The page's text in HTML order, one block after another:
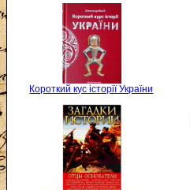
Короткий кус історії України